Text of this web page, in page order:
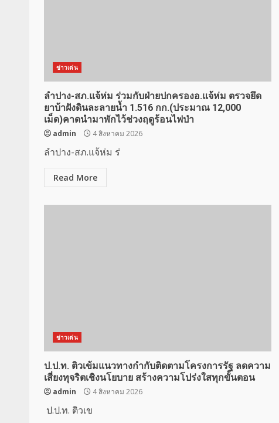
ข่าวเด่น
ลำปาง-สภ.แจ้ห่ม ร่วมกับฝ่ายปกครองอ.แจ้ห่ม ตรวจยึด
ยาบ้าฝังดินละลายน้ำ 1.516 กก.(ประมาณ 12,000
เม็ด)คาดนำมาพักไว้ช่วงฤดูร้อนไฟป่า
admin 4 สิงหาคม 2026
ลำปาง-สภ.แจ้ห่ม ร่
Read More
ข่าวเด่น
ป.ป.ท. ติวเข้มแนวทางกำกับติดตามโครงการรัฐ ลดความ
เสี่ยงทุจริตเชิงนโยบาย สร้างความโปร่งใสทุกขั้นตอน
admin 4 สิงหาคม 2026
ป.ป.ท. ติวเข